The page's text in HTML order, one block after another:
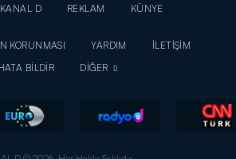
D REKLAM
KÜNYE
KORUNMASI
YARDIM
İLETİŞİM
BİLDİR
DİĞER